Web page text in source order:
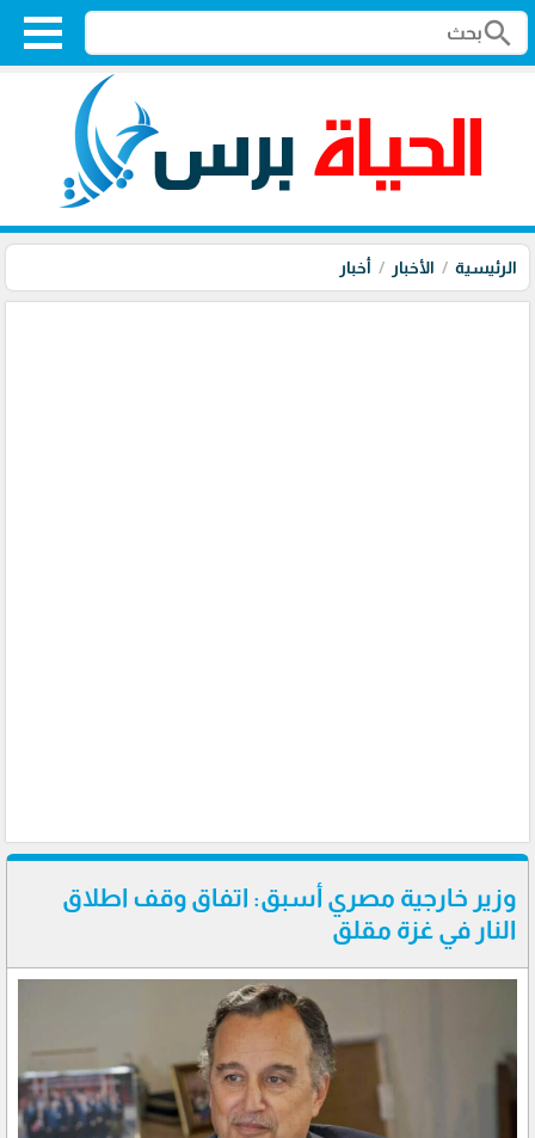
search
الرئيسية الأخبار أخبار
وزير خارجية مصري أسبق: اتفاق وقف اطلاق
النار في غزة مقلق